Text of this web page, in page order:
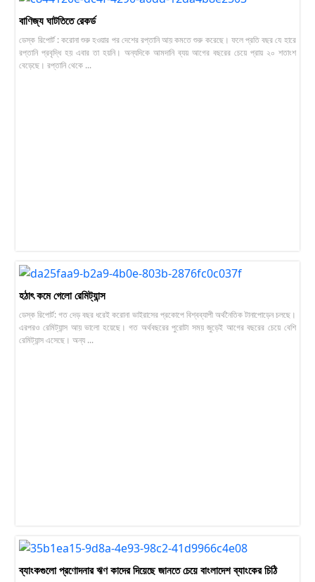
বাণিজ্য ঘাটতিতে রেকর্ড
ডেস্ক রিপোর্ট : করোনা শুরু হওয়ার পর দেশের রপ্তানি আয় কমতে শুরু করেছে। ফলে প্রতি বছর যে হারে
রপ্তানি প্রবৃদ্ধি হয় এবার তা হয়নি। অন্যদিকে আমদানি ব্যয় আগের বছরের চেয়ে প্রায় ২০ শতাংশ
বেড়েছে। রপ্তানি থেকে ...
হঠাৎ কমে গেলো রেমিট্যান্স
ডেস্ক রিপোর্ট: গত দেড় বছর ধরেই করোনা ভাইরাসের প্রকোপে বিশ্বব্যাপী অর্থনৈতিক টানাপোড়েন চলছে।
এরপরও রেমিট্যান্স আয় ভালো হয়েছে। গত অর্থবছরের পুরোটা সময় জুড়েই আগের বছরের চেয়ে বেশি
রেমিট্যান্স এসেছে। অন্য ...
ব্যাংকগুলো প্রণোদনার ঋণ কাদের দিয়েছে জানতে চেয়ে বাংলাদেশ ব্যাংকের চিঠি